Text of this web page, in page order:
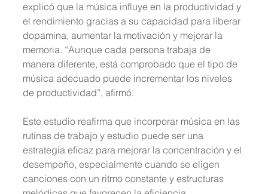
explicó que la música influye en la productividad y
el rendimiento gracias a su capacidad para liberar
dopamina, aumentar la motivación y mejorar la
memoria. “Aunque cada persona trabaja de
manera diferente, está comprobado que el tipo de
música adecuado puede incrementar los niveles
de productividad”, afirmó.
Este estudio reafirma que incorporar música en las
rutinas de trabajo y estudio puede ser una
estrategia eficaz para mejorar la concentración y el
desempeño, especialmente cuando se eligen
canciones con un ritmo constante y estructuras